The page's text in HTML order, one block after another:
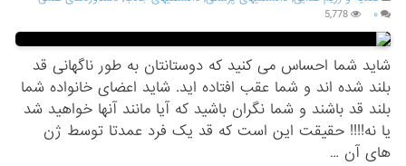
۰
5,778
شاید شما احساس می کنید که دوستانتان به طور ناگهانی قد
بلند شده اند و شما عقب افتاده اید. شاید اعضای خانواده شما
بلند قد باشند و شما نگران باشید که آیا مانند آنها خواهید شد
یا نه!!!! حقیقت این است که قد یک فرد عمدتا توسط ژن
های آن …